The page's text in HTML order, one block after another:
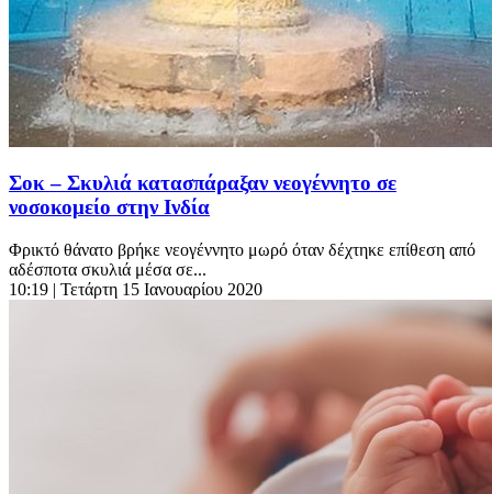
Σοκ – Σκυλιά κατασπάραξαν νεογέννητο σε
νοσοκομείο στην Ινδία
Φρικτό θάνατο βρήκε νεογέννητο μωρό όταν δέχτηκε επίθεση από
αδέσποτα σκυλιά μέσα σε...
10:19 | Τετάρτη 15 Ιανουαρίου 2020